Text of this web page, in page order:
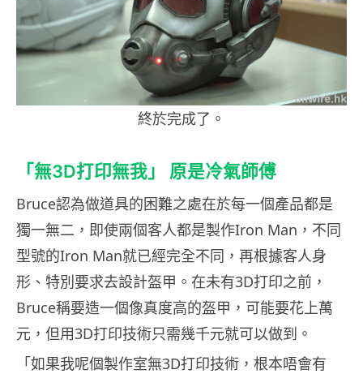
終於完成了。
「無3D打印無我」 原是冷氣師傅
Bruce認為做道具的困難之處在於每一個產品都是
獨一無二，即使兩個客人都是製作Iron Man，不同
型號的Iron Man就已經完全不同，再根據客人身
形、特別要求去設計盔甲。在未有3D打印之前，
Bruce稱要造一個像真度高的盔甲，可能要花上萬
元，但用3D打印技術只需幾千元就可以做到。
「如果我呢個製作室無3D打印技術，根本唔會有